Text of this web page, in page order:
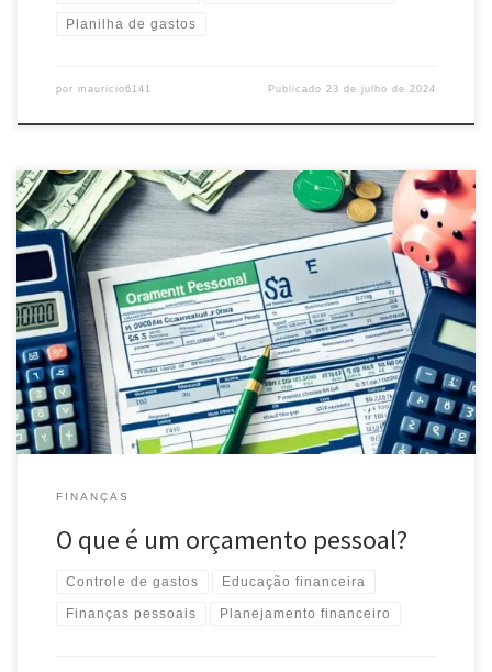
Planilha de gastos
por mauricio6141 Publicado 23 de julho de 2024
Descubra como criar um orçamento pessoal eficiente e organize
suas finanças. Aprenda a controlar gastos e alcançar seus objetivos
financeiros com facilidade.
FINANÇAS
O que é um orçamento pessoal?
Controle de gastos Educação financeira
Finanças pessoais Planejamento financeiro